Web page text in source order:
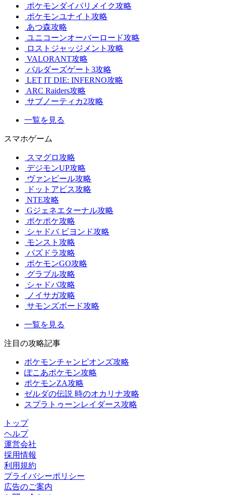
ポケモンダイパリメイク攻略
ポケモンユナイト攻略
あつ森攻略
ユニコーンオーバーロード攻略
ロストジャッジメント攻略
VALORANT攻略
バルダーズゲート3攻略
LET IT DIE: INFERNO攻略
ARC Raiders攻略
サブノーティカ2攻略
一覧を見る
スマホゲーム
スマグロ攻略
デジモンUP攻略
ヴァンピール攻略
ドットアビス攻略
NTE攻略
Gジェネエターナル攻略
ポケポケ攻略
シャドバ ビヨンド攻略
モンスト攻略
パズドラ攻略
ポケモンGO攻略
グラブル攻略
シャドバ攻略
ノイサガ攻略
サモンズボード攻略
一覧を見る
注目の攻略記事
ポケモンチャンピオンズ攻略
ぽこあポケモン攻略
ポケモンZA攻略
ゼルダの伝説 時のオカリナ攻略
スプラトゥーンレイダース攻略
トップ
ヘルプ
運営会社
採用情報
利用規約
プライバシーポリシー
広告のご案内